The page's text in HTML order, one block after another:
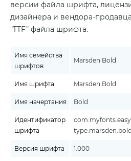
версии файла шрифта,
дизайнера и вендора-
"TTF" файла шрифта.
Имя семейства
шрифтов
Marsden Bold
Имя шрифта Marsden Bold
Имя начертания Bold
Идентификатор
шрифта
Версия шрифта 1.000